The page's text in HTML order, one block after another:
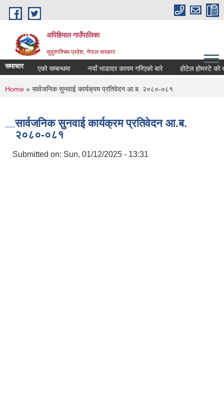
Skip to main content
अपिहिमाल गाउँपालिका
सुदुरपश्चिम प्रदेश, नेपाल सरकार
समाचारगरिएको सम्बन्धमा नयाँ भाडादर कायम गरिएको बारे होटेल होमस्टे को
You are here
Home » सार्वजनिक सुनवाई कार्यक्रम प्रतिवेदन आ.ब. २०८०-०८१
सार्वजनिक सुनवाई कार्यक्रम प्रतिवेदन आ.ब.
२०८०-०८१
Submitted on: Sun, 01/12/2025 - 13:31